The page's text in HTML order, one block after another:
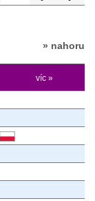
» nahoru
víc »